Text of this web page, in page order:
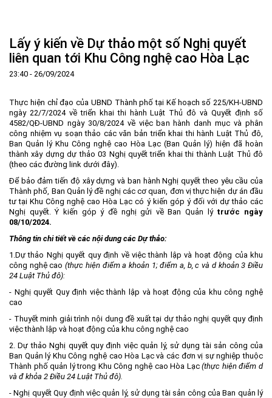
Lịch sử hình thành và phát triển
Tầm nhìn - Sứ mệnh
Cơ cấu tổ chức
Chức năng, nhiệm vụ
Tin tức - sự kiện
Ban Quản lý Khu
Doanh nghiệp
Hợp tác quốc tế
Đào tạo và Nghiên cứu
Cách mạng công nghiệp lần thứ 4
Quy hoạch
Quy hoạch khu chức năng
Vị trí
Cơ sở hạ tầng
Cơ chế ưu đãi đầu tư
Cơ chế Một cửa
Nguồn nhân lực
Nhà đầu tư
Hướng dẫn đầu tư ▼
Trình tự, thủ tục đầu tư
Tiêu chí đầu tư
Lĩnh vực đầu tư
Quản lý và vận hành dự án đầu tư
Văn bản pháp luật ▼
Các thủ tục hành chính
Doanh nghiệp
Đất đai
Đầu tư
Lao động
Môi trường
Ưu đãi đầu tư
Công nghệ và Sản phẩm
Văn bản khác
Thông báo
Thông báo chung
Tuyển dụng
Công khai ngân sách
Dữ liệu mở
FAQs
Liên hệ - Liên kết
Liên hệ
Lấy ý kiến về Dự thảo một số Nghị quyết
liên quan tới Khu Công nghệ cao Hòa Lạc
23:40 - 26/09/2024
Thực hiện chỉ đạo của UBND Thành phố tại Kế hoạch số 225/KH-UBND
ngày 22/7/2024 về triển khai thi hành Luật Thủ đô và Quyết định số
4582/QĐ-UBND ngày 30/8/2024 về việc ban hành danh mục và phân
công nhiệm vụ soạn thảo các văn bản triển khai thi hành Luật Thủ đô,
Ban Quản lý Khu Công nghệ cao Hòa Lạc (Ban Quản lý) hiện đã hoàn
thành xây dựng dự thảo 03 Nghị quyết triển khai thi thành Luật Thủ đô
(theo các đường link dưới đây).
Để bảo đảm tiến độ xây dựng và ban hành Nghị quyết theo yêu cầu của
Thành phố, Ban Quản lý đề nghị các cơ quan, đơn vị thực hiện dự án đầu
tư tại Khu Công nghệ cao Hòa Lạc có ý kiến góp ý đối với dự thảo các
Nghị quyết. Ý kiến góp ý đề nghị gửi về Ban Quản lý trước ngày
08/10/2024.
Thông tin chi tiết về các nội dung các Dự thảo:
1.Dự thảo Nghị quyết quy định về việc thành lập và hoạt động của khu
công nghệ cao(thực hiện điểm a khoản 1; điểm a, b, c và d khoản 3 Điều
24 Luật Thủ đô):
- Nghị quyết Quy định việc thành lập và hoạt động của khu công nghệ
cao
- Thuyết minh giải trình nội dung đề xuất tại dự thảo nghị quyết quy định
việc thành lập và hoạt động của khu công nghệ cao
2. Dự thảo Nghị quyết quy định việc quản lý, sử dụng tài sản công của
Ban Quản lý Khu Công nghệ cao Hòa Lạc và các đơn vị sự nghiệp thuộc
Thành phố quản lý trong Khu Công nghệ cao Hòa Lạc(thực hiện điểm d
và đ khỏa 2 Điều 24 Luật Thủ đô).
-Nghị quyết Quy định việc quản lý, sử dụng tài sản công của Ban quản lý